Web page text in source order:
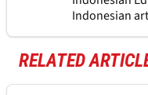
Indonesian
RELATED